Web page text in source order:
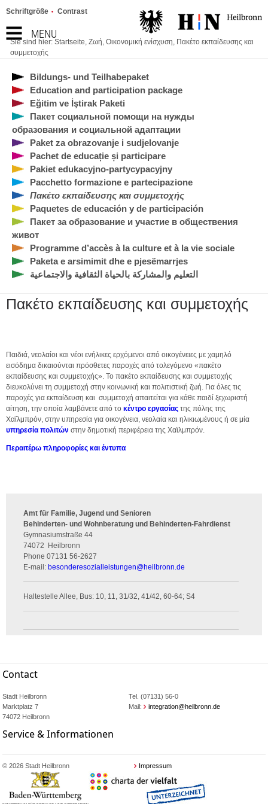
MENU
Schriftgröße Contrast
Sie sind hier: Startseite, Ζωή, Οικονομική ενίσχυση, Πακέτο εκπαίδευσης και
συμμετοχής
Bildungs- und Teilhabepaket
Education and participation package
Eğitim ve İştirak Paketi
Пакет социальной помощи на нужды
образования и социальной адаптации
Paket za obrazovanje i sudjelovanje
Pachet de educație și participare
Pakiet edukacyjno-partycypacyjny
Pacchetto formazione e partecipazione
Πακέτο εκπαίδευσης και συμμετοχής
Paquetes de educación y de participación
Пакет за образование и участие в обществения
живот
Programme d’accès à la culture et à la vie sociale
Paketa e arsimimit dhe e pjesëmarrjes
التعليم والمشاركة بالحياة الثقافية والاجتماعية
Πακέτο εκπαίδευσης και συμμετοχής
Παιδιά, νεολαίοι και νέοι ενήλικες ερχόμενοι από οικογένειες με χαμηλό
εισόδημα δικαιούνται πρόσθετες παροχές από τολεγόμενο «πακέτο
εκπαίδευσης και συμμετοχής». Το πακέτο εκπαίδευσης και συμμετοχής
διευκολύνει τη συμμετοχή στην κοινωνική και πολιτιστική ζωή. Για όλες τις
παροχές για εκπαίδευση και συμμετοχή απαιτείται για κάθε παιδί ξεχωριστή
αίτηση, την οποία λαμβάνετε από το κέντρο εργασίας της πόλης της
Χαϊλμπρόν, στην υπηρεσία για οικογένεια, νεολαία και ηλικιωμένους ή σε μία
υπηρεσία πολιτών στην δημοτική περιφέρεια της Χαϊλμπρόν.
Περαιτέρω πληροφορίες και έντυπα
Amt für Familie, Jugend und Senioren
Behinderten- und Wohnberatung und Behinderten-Fahrdienst
Gymnasiumstraße 44
74072
Heilbronn
Phone 07131 56-2627
E-mail: besonderesozialleistungen@heilbronn.de
Haltestelle Allee, Bus: 10, 11, 31/32, 41/42, 60-64; S4
Contact
Stadt Heilbronn
Marktplatz 7
74072 Heilbronn
Tel. (07131) 56-0
Mail:
integration@heilbronn.de
Service & Informationen
© 2026 Stadt Heilbronn Impressum